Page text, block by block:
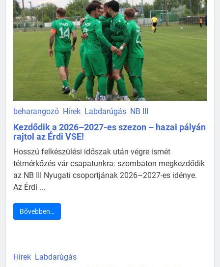
beharangozó Hírek Labdarúgás NB III
Kezdődik a 2026–2027-es szezon – hazai pályán
rajtol az Érdi VSE!
Hosszú felkészülési időszak után végre ismét
tétmérkőzés vár csapatunkra: szombaton megkezdődik
az NB III Nyugati csoportjának 2026–2027-es idénye.
Az Érdi ...
Bővebben…
Hírek Labdarúgás